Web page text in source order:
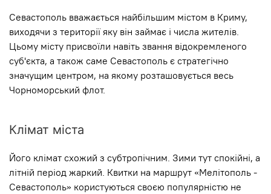
Севастополь вважається найбільшим містом в Криму,
виходячи з території яку він займає і числа жителів.
Цьому місту присвоїли навіть звання відокремленого
суб'єкта, а також саме Севастополь є стратегічно
значущим центром, на якому розташовується весь
Чорноморський флот.
Клімат міста
Його клімат схожий з субтропічним. Зими тут спокійні, а
літній період жаркий. Квитки на маршрут «Мелітополь -
Севастополь» користуються своєю популярністю не